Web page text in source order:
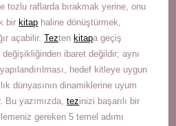
tozlu raflarda bırakmak yerine, onu
birkitap haline dönüştürmek,
açabilir.Teztenkitapa geçiş
ibaret değildir; aynı
hedef kitleye uygun
dünyasının dinamiklerine uyum
Bu yazımızda,tezinizi başarılı bir
gereken 5 temel adımı